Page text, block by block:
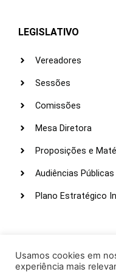
LEGISLATIVO
Vereadores
Sessões
Comissões
Mesa Diretora
Proposições e
Audiências Públicas
Plano Estratégico
Webmail
Usamos cookies em
experiência mais